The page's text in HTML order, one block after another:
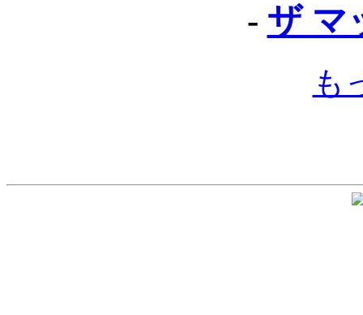
- ザ
も